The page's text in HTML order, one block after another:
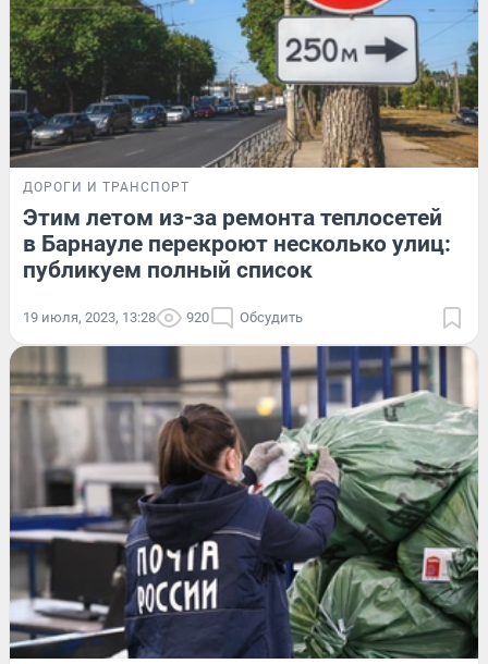
ДОРОГИ И ТРАНСПОРТ
Этим летом из-за ремонта теплосетей
в Барнауле перекроют несколько улиц:
публикуем полный список
19 июля, 2023, 13:28 920 Обсудить